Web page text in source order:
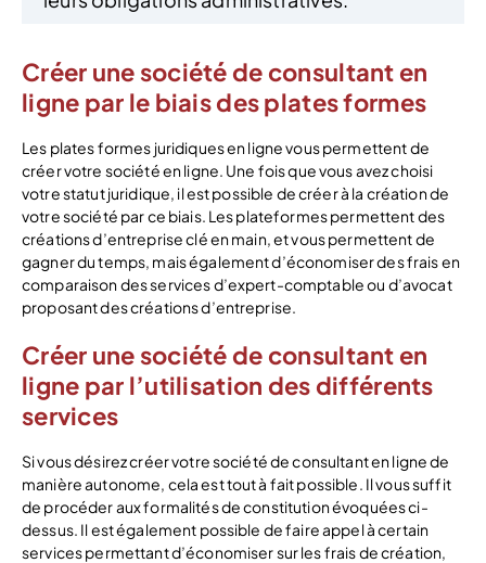
Créer une société de consultant en
ligne par le biais des plates formes
Les plates formes juridiques en ligne vous permettent de
créer votre société en ligne. Une fois que vous avez choisi
votre statut juridique, il est possible de créer à la création de
votre société par ce biais. Les plateformes permettent des
créations d’entreprise clé en main, et vous permettent de
gagner du temps, mais également d’économiser des frais en
comparaison des services d’expert-comptable ou d’avocat
proposant des créations d’entreprise.
Créer une société de consultant en
ligne par l’utilisation des différents
services
Si vous désirez créer votre société de consultant en ligne de
manière autonome, cela est tout à fait possible. Il vous suffit
de procéder aux formalités de constitution évoquées ci-
dessus. Il est également possible de faire appel à certain
services permettant d’économiser sur les frais de création,